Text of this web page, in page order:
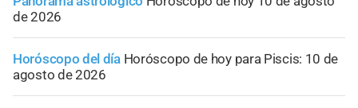
de 2026
Horóscopo del día Horóscopo de hoy para Piscis: 10 de
agosto de 2026